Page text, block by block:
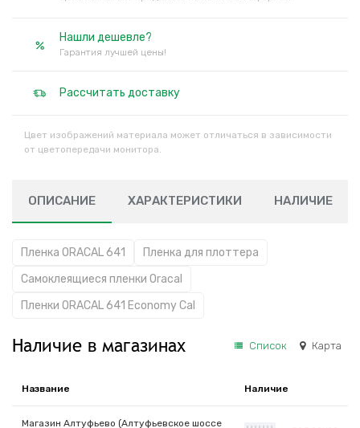
Нашли дешевле?
Гарантия лучшей цены!
Рассчитать доставку
Цвет изображений материала может отличаться в зависимости
от цветопередачи монитора.
ОПИСАНИЕ ХАРАКТЕРИСТИКИ НАЛИЧИЕ
Пленка ORACAL 641
Пленка для плоттера
Самоклеящиеся пленки Oracal
Пленки ORACAL 641 Economy Cal
Наличие в магазинах Список Карта
Название Наличие
Магазин Алтуфьево (Алтуфьевское шоссе